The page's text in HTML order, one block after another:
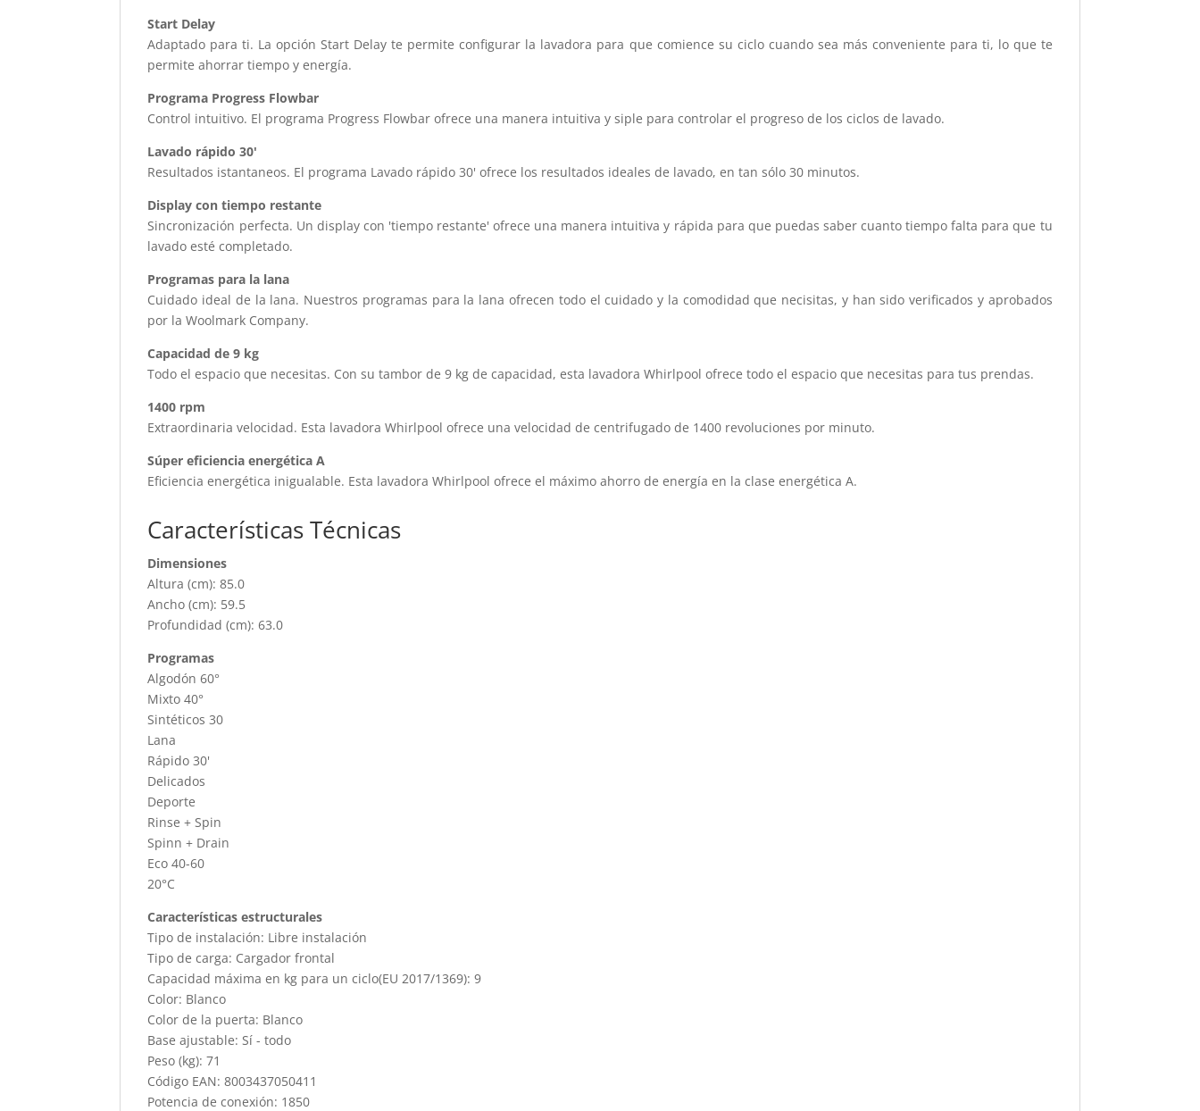
Start Delay
Adaptado para ti. La opción Start Delay te permite configurar la lavadora para que comience su ciclo cuando sea más conveniente para ti, lo que te
permite ahorrar tiempo y energía.
Programa Progress Flowbar
Control intuitivo. El programa Progress Flowbar ofrece una manera intuitiva y siple para controlar el progreso de los ciclos de lavado.
Lavado rápido 30'
Resultados istantaneos. El programa Lavado rápido 30' ofrece los resultados ideales de lavado, en tan sólo 30 minutos.
Display con tiempo restante
Sincronización perfecta. Un display con 'tiempo restante' ofrece una manera intuitiva y rápida para que puedas saber cuanto tiempo falta para que tu
lavado esté completado.
Programas para la lana
Cuidado ideal de la lana. Nuestros programas para la lana ofrecen todo el cuidado y la comodidad que necisitas, y han sido verificados y aprobados
por la Woolmark Company.
Capacidad de 9 kg
Todo el espacio que necesitas. Con su tambor de 9 kg de capacidad, esta lavadora Whirlpool ofrece todo el espacio que necesitas para tus prendas.
1400 rpm
Extraordinaria velocidad. Esta lavadora Whirlpool ofrece una velocidad de centrifugado de 1400 revoluciones por minuto.
Súper eficiencia energética A
Eficiencia energética inigualable. Esta lavadora Whirlpool ofrece el máximo ahorro de energía en la clase energética A.
Características Técnicas
Dimensiones
Altura (cm): 85.0
Ancho (cm): 59.5
Profundidad (cm): 63.0
Programas
Algodón 60°
Mixto 40°
Sintéticos 30
Lana
Rápido 30'
Delicados
Deporte
Rinse + Spin
Spinn + Drain
Eco 40-60
20°C
Características estructurales
Tipo de instalación: Libre instalación
Tipo de carga: Cargador frontal
Capacidad máxima en kg para un ciclo(EU 2017/1369): 9
Color: Blanco
Color de la puerta: Blanco
Base ajustable: Sí - todo
Peso (kg): 71
Código EAN: 8003437050411
Potencia de conexión: 1850